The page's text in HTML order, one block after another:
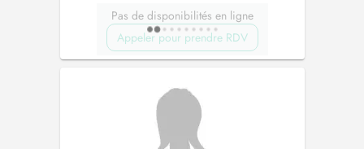
Pas de disponibilités en ligne
Appeler pour prendre RDV